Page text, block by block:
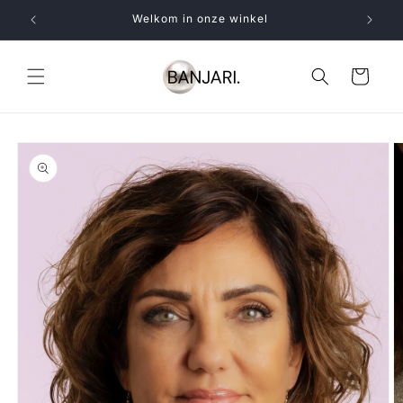
Skip to
content
Welkom in onze winkel
Cart
Skip to
product
information